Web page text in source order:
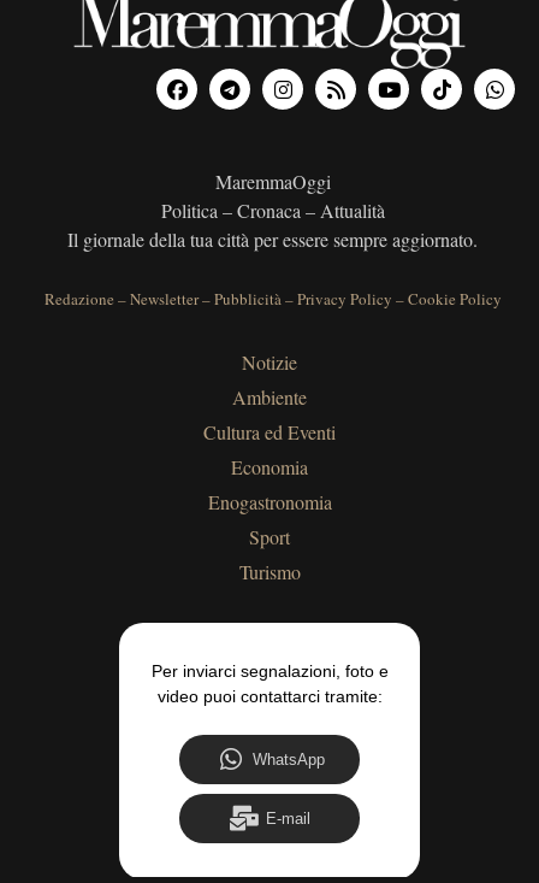
MaremmaOggi
Politica – Cronaca – Attualità
Il giornale della tua città per essere sempre aggiornato.
Redazione –Newsletter–Pubblicità–Privacy Policy –Cookie Policy
Notizie
Ambiente
Cultura ed Eventi
Economia
Enogastronomia
Sport
Turismo
Per inviarci segnalazioni, foto e
video puoi contattarci tramite:
WhatsApp
E-mail